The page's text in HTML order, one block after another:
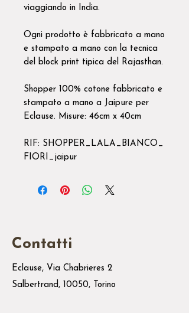
viaggiando in India.
Ogni prodotto è fabbricato a mano
e stampato a mano con la tecnica
del block print tipica del Rajasthan.
Shopper 100% cotone fabbricato e
stampato a mano a Jaipure per
Eclause. Misure: 46cm x 40cm
RIF: SHOPPER_LALA_BIANCO_
FIORI_jaipur
Contatti
Eclause, Via Chabrieres 2
Salbertrand, 10050, Torino